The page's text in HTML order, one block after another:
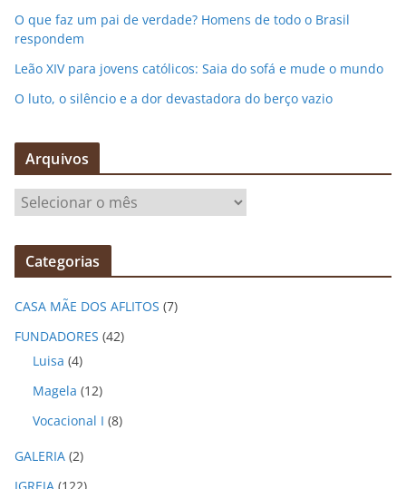
O que faz um pai de verdade? Homens de todo o Brasil
respondem
Leão XIV para jovens católicos: Saia do sofá e mude o mundo
O luto, o silêncio e a dor devastadora do berço vazio
Arquivos
q
v
o
Categorias
CASA MÃE DOS AFLITOS (7)
FUNDADORES (42)
Luisa (4)
Magela (12)
Vocacional I (8)
GALERIA (2)